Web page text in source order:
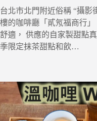
台北市北門附近俗稱 “攝影
樓的咖啡廳「貳氖福商行
舒適， 供應的自家製甜點
季限定抹茶甜點和飲…